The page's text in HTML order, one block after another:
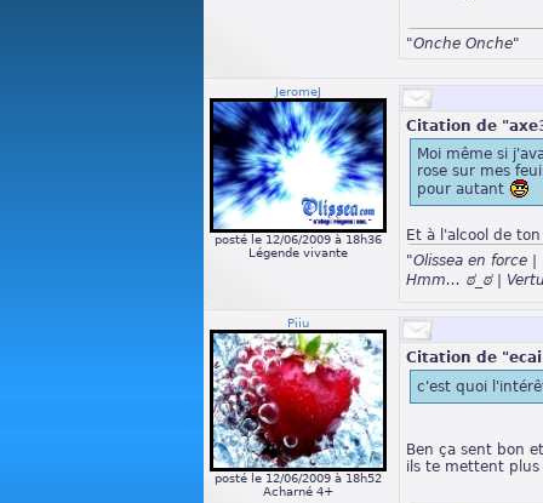
"Onche Onche"
JeromeJ
posté le 12/06/2009 à 18h36
Légende vivante
Citation de
Moi même si
rose sur mes
pour autant
Et à l'alcool de
"Olissea en force |
Hmm… ಠ_ಠ |
Piiu
posté le 12/06/2009 à 18h52
Acharné 4+
Citation de
c'est quoi
Ben ça sent bon
ils te mettent